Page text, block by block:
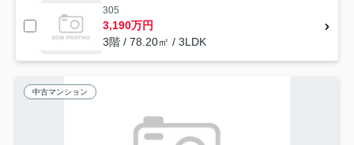
305
3,190万円
3階 / 78.20㎡ / 3LDK
中古マンション